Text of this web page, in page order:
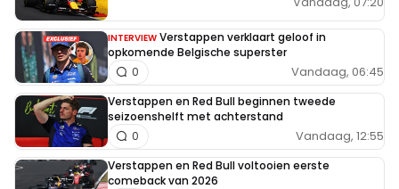
INTERVIEW Verstappen verklaart geloof in
opkomende Belgische superster
Vandaag, 06:45
0
Verstappen en Red Bull beginnen tweede
seizoenshelft met achterstand
Vandaag, 12:55
0
Verstappen en Red Bull voltooien eerste
comeback van 2026